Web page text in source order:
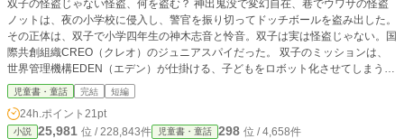
双子の怪盗じゃない怪盗、何を盗む？ 神出鬼没で変幻自在、巷でウワサの怪盗
ノットは、夜の小学校に侵入し、警官を振り切ってドッチボールを盗み出した。
その正体は、双子で小学四年生の神木志音と怜音。双子は実は怪盗じゃない。国
際共創組織CREO（クレオ）のジュニアスパイだった。 双子のミッションは、
世界管理機構EDEN（エデン）が仕掛ける、子どもをロボット化させてしまうロ
ボチップをついているものを盗み、破壊すること。 今夜も大泉刑事とその娘で
少女探偵の大泉愛菜と追いかけっこが始まるけれど、どうやらヘンテコな状況に
なって……？
児童書・童話 完結 短編
24h.ポイント 21pt
小説 25,981 位 / 228,843件 児童書・童話 298 位 / 4,658件